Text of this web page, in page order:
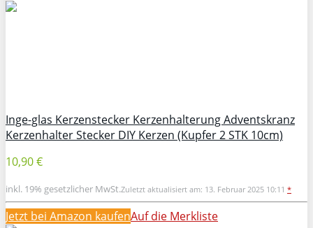
Inge-glas Kerzenstecker Kerzenhalterung Adventskranz
Kerzenhalter Stecker DIY Kerzen (Kupfer 2 STK 10cm)
10,90 €
inkl. 19% gesetzlicher MwSt.Zuletzt aktualisiert am: 13. Februar 2025 10:11 *
Jetzt bei Amazon kaufenAuf die Merkliste